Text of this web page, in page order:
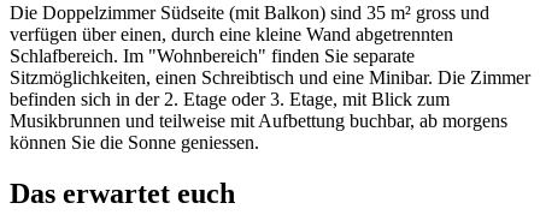
Die Doppelzimmer Südseite (mit Balkon) sind 35 m² gross und
verfügen über einen, durch eine kleine Wand abgetrennten
Schlafbereich. Im "Wohnbereich" finden Sie separate
Sitzmöglichkeiten, einen Schreibtisch und eine Minibar. Die Zimmer
befinden sich in der 2. Etage oder 3. Etage, mit Blick zum
Musikbrunnen und teilweise mit Aufbettung buchbar, ab morgens
können Sie die Sonne geniessen.
Das erwartet euch